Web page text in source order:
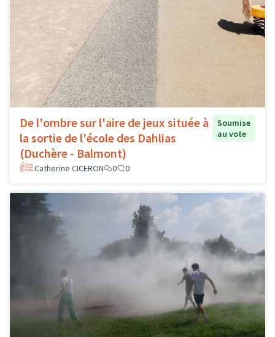
De l'ombre sur l'aire de jeux située à
la sortie de l'école des Dahlias
(Duchère - Balmont)
Soumise
au vote
Catherine CICERON 0 0